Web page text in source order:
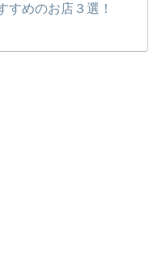
すめのお店３選！